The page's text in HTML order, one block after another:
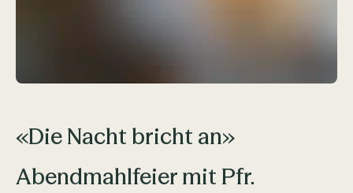
«Die Nacht bricht an»
Abendmahlfeier mit Pfr.